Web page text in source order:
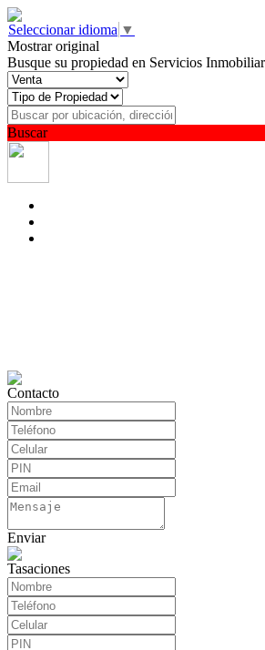
Seleccionar idioma ▼
Mostrar original
Busque su propiedad en Servicios
Buscar
Contacto
Enviar
Tasaciones